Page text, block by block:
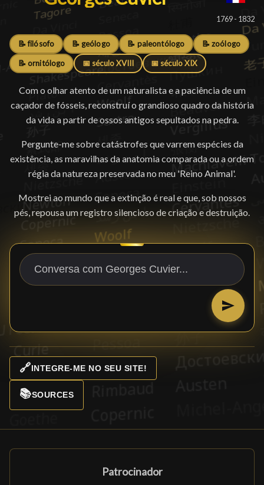
1769 - 1832
📝 filósofo 📝 geólogo 📝 paleontólogo 📝 zoólogo
📝 ornitólogo 📅 século XVIII 📅 século XIX
Com o olhar atento de um naturalista e a paciência de um
caçador de fósseis, reconstruí o grandioso quadro da história
da vida a partir de ossos antigos sepultados na pedra.
Pergunte-me sobre catástrofes que varrem espécies da
existência, as maravilhas da anatomia comparada ou a ordem
régia da natureza preservada no meu 'Reino Animal'.
Mostrei ao mundo que a extinção é real e que, sob nossos
pés, repousa um registro silencioso de criação e destruição.
🔗INTEGRE-ME NO SEU SITE!
📚SOURCES
Patrocinador